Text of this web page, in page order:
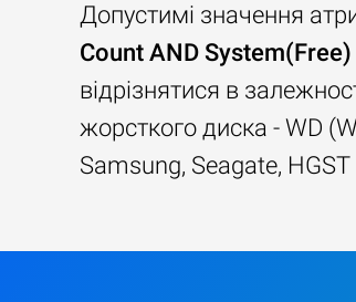
Допустимі значення
Count AND
відрізнятися в
жорсткого диска - WD
Samsung, Seagate,